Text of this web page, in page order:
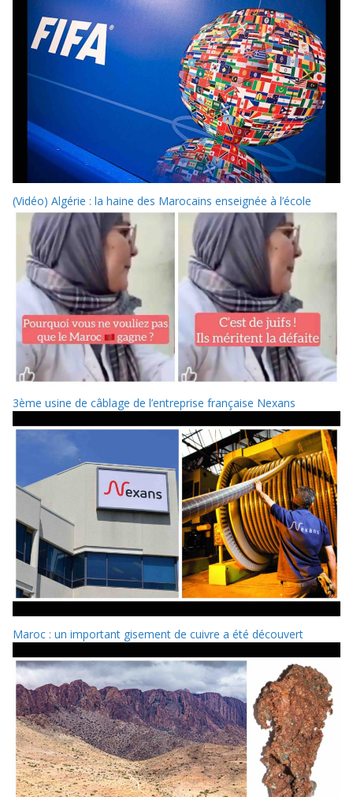
(Vidéo) Algérie : la haine des Marocains enseignée à l’école
3ème usine de câblage de l’entreprise française Nexans
Maroc : un important gisement de cuivre a été découvert